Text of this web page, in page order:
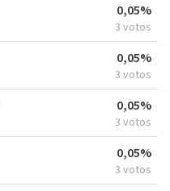
0,05%
3 votos
0,05%
3 votos
0,05%
3 votos
0,05%
3 votos